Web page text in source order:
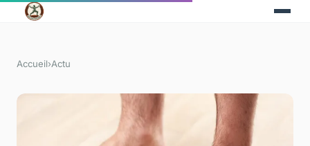
Accueil›Actu